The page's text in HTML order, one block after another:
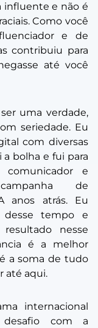
influente e não é
Como você
e de
contribuiu para
até você
uma verdade,
seriedade. Eu
com diversas
bolha e fui para
e
de
anos atrás. Eu
tempo e
nesse
é a melhor
a soma de tudo
até aqui.
internacional
com a